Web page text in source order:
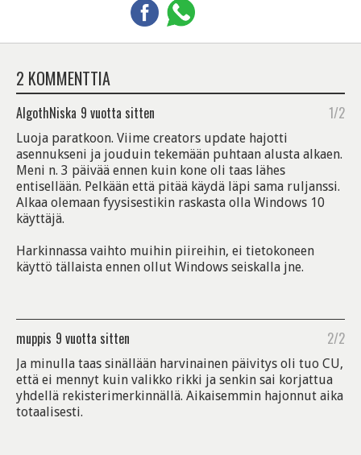
2 KOMMENTTIA
AlgothNiska 9 vuotta sitten 1/2
Luoja paratkoon. Viime creators update hajotti
asennukseni ja jouduin tekemään puhtaan alusta alkaen.
Meni n. 3 päivää ennen kuin kone oli taas lähes
entisellään. Pelkään että pitää käydä läpi sama ruljanssi.
Alkaa olemaan fyysisestikin raskasta olla Windows 10
käyttäjä.
Harkinnassa vaihto muihin piireihin, ei tietokoneen
käyttö tällaista ennen ollut Windows seiskalla jne.
muppis 9 vuotta sitten 2/2
Ja minulla taas sinällään harvinainen päivitys oli tuo CU,
että ei mennyt kuin valikko rikki ja senkin sai korjattua
yhdellä rekisterimerkinnällä. Aikaisemmin hajonnut aika
totaalisesti.